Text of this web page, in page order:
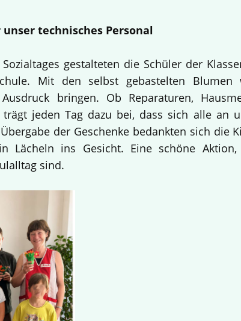
technisches Personal
gestalteten die Schüler der
Mit den selbst gebastelten
bringen. Ob Reparaturen,
trägt jeden Tag dazu bei, dass sich alle an
der Geschenke bedankten sich die
Lächeln ins Gesicht. Eine schöne
sind.